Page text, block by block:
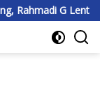
Lentam Jalani